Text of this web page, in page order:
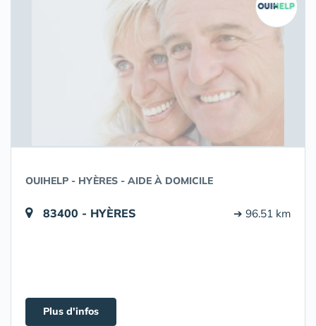
OUIHELP - HYÈRES - AIDE À DOMICILE
83400 - HYÈRES ➔ 96.51 km
Plus d'infos